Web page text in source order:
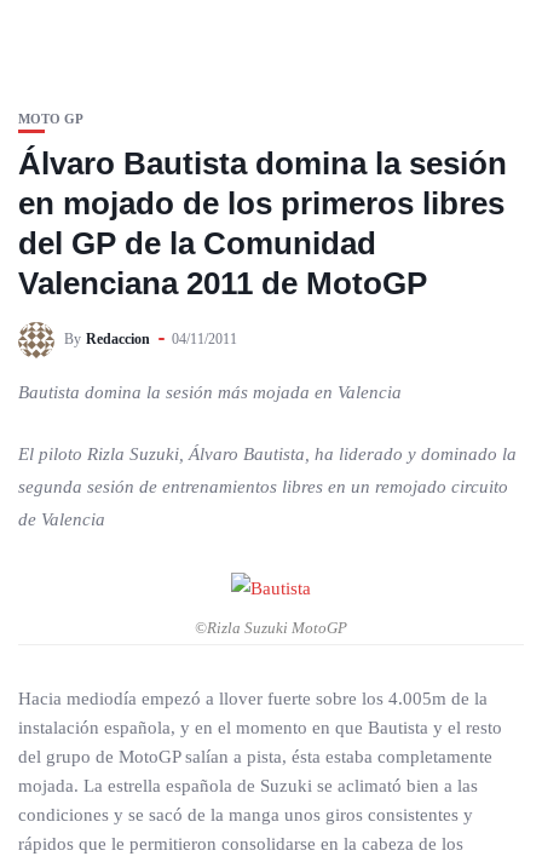
MOTO GP
Álvaro Bautista domina la sesión
en mojado de los primeros libres
del GP de la Comunidad
Valenciana 2011 de MotoGP
By Redaccion 04/11/2011
Bautista domina la sesión más mojada en Valencia
El piloto Rizla Suzuki, Álvaro Bautista, ha liderado y dominado la
segunda sesión de entrenamientos libres en un remojado circuito
de Valencia
©Rizla Suzuki MotoGP
Hacia mediodía empezó a llover fuerte sobre los 4.005m de la
instalación española, y en el momento en que Bautista y el resto
del grupo de MotoGP salían a pista, ésta estaba completamente
mojada. La estrella española de Suzuki se aclimató bien a las
condiciones y se sacó de la manga unos giros consistentes y
rápidos que le permitieron consolidarse en la cabeza de los